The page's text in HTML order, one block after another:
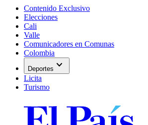
Contenido Exclusivo
Elecciones
Cali
Valle
Comunicadores en Comunas
Colombia
Deportes expand_more
Licita
Turismo